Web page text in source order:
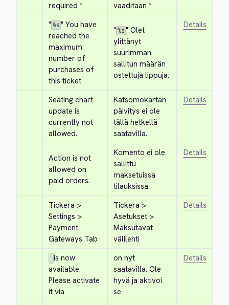
required *
vaaditaan *
" %s " You have
reached the
maximum
number of
purchases of
this ticket
" %s " Olet
ylittänyt
suurimman
sallitun määrän
ostettuja lippuja.
Details
Seating chart
update is
currently not
allowed.
Katsomokartan
päivitys ei ole
tällä hetkellä
saatavilla.
Details
Action is not
allowed on
paid orders.
Komento ei ole
sallittu
maksetuissa
tilauksissa.
Details
Tickera >
Settings >
Payment
Gateways Tab
Tickera >
Asetukset >
Maksutavat
välilehti
Details
is now
available.
Please activate
it via
on nyt
saatavilla. Ole
hyvä ja aktivoi
se
Details